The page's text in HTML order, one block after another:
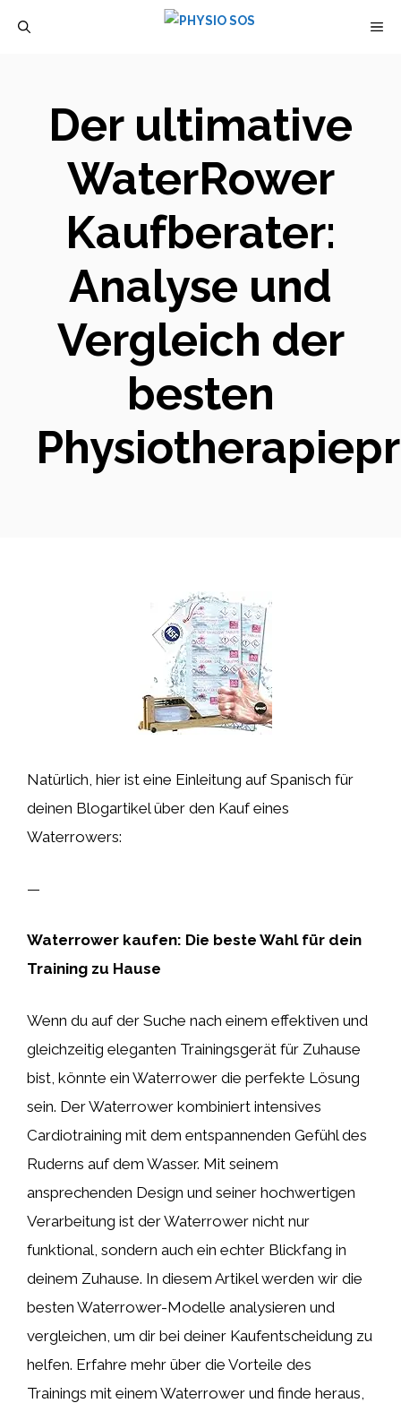
Der ultimative
WaterRower
Kaufberater:
Analyse und
Vergleich der
besten
Natürlich, hier ist eine Einleitung auf Spanisch für
deinen Blogartikel über den Kauf eines
Waterrowers:
—
Waterrower kaufen: Die beste Wahl für dein
Training zu Hause
Wenn du auf der Suche nach einem effektiven und
gleichzeitig eleganten Trainingsgerät für Zuhause
bist, könnte ein Waterrower die perfekte Lösung
sein. Der Waterrower kombiniert intensives
Cardiotraining mit dem entspannenden Gefühl des
Ruderns auf dem Wasser. Mit seinem
ansprechenden Design und seiner hochwertigen
Verarbeitung ist der Waterrower nicht nur
funktional, sondern auch ein echter Blickfang in
deinem Zuhause. In diesem Artikel werden wir die
besten Waterrower-Modelle analysieren und
vergleichen, um dir bei deiner Kaufentscheidung zu
helfen. Erfahre mehr über die Vorteile des
Trainings mit einem Waterrower und finde heraus,